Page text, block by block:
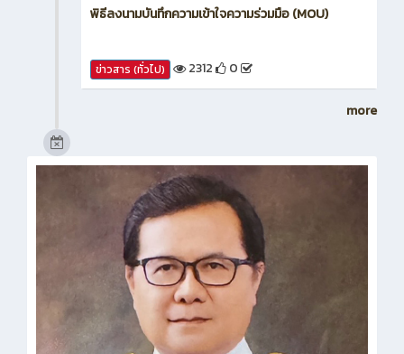
พิธีลงนามบันทึกความเข้าใจความร่วมมือ (MOU)
ข่าวสาร (ทั่วไป) 2312 0
more